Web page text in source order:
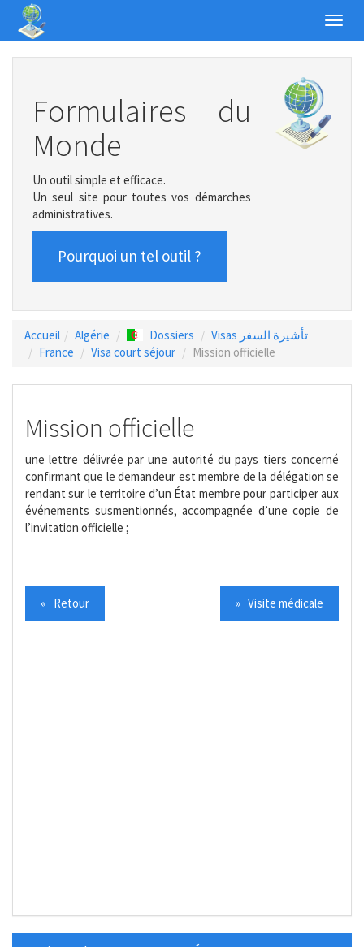
Formulaires du
Monde
Un outil simple et efficace.
Un seul site pour toutes vos démarches
administratives.
Pourquoi un tel outil ?
Accueil Algérie Dossiers
Visas تأشيرة السفر
France
Visa court séjour Mission officielle
Mission officielle
une lettre délivrée par une autorité du pays tiers concerné
confirmant que le demandeur est membre de la délégation se
rendant sur le territoire d’un État membre pour participer aux
événements susmentionnés, accompagnée d’une copie de
l’invitation officielle ;
« Retour » Visite médicale